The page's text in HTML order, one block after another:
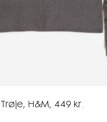
Trøje, H&M, 449 kr.